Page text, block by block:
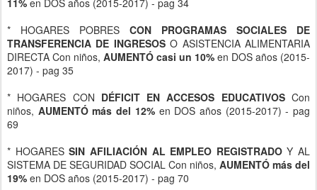
* HOGARES CONDÉFICIT EN ACCESOS EDUCATIVOSCon
niños,AUMENTÓ más del 12%en DOS años (2015-2017) - pag
69
* HOGARES SIN AFILIACIÓN AL EMPLEO REGISTRADOY AL
SISTEMA DE SEGURIDAD SOCIAL Con niños,AUMENTÓ más del
19%
Jose Machain
* Miembro delObservatorio de Derechos de Infancia EDUARDO
BUSTELO